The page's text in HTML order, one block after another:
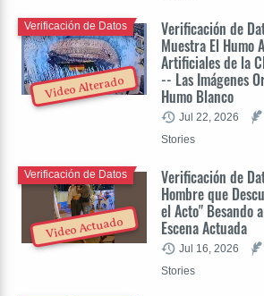
Video Alterado
Verificación de
Muestra El Humo
Artificiales de la
-- Las Imágenes
Humo Blanco
Verificación de Datos
Jul 22, 2026
Stories
Video Actuado
Verificación de
Hombre que
el Acto" Besando
Escena Actuada
Verificación de Datos
Jul 16, 2026
Stories